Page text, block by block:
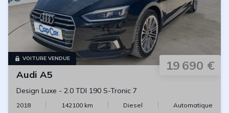
VOITURE VENDUE 19 690 €
Audi A5
Design Luxe - 2.0 TDI 190 S-Tronic 7
2018 142100km Diesel Automatique